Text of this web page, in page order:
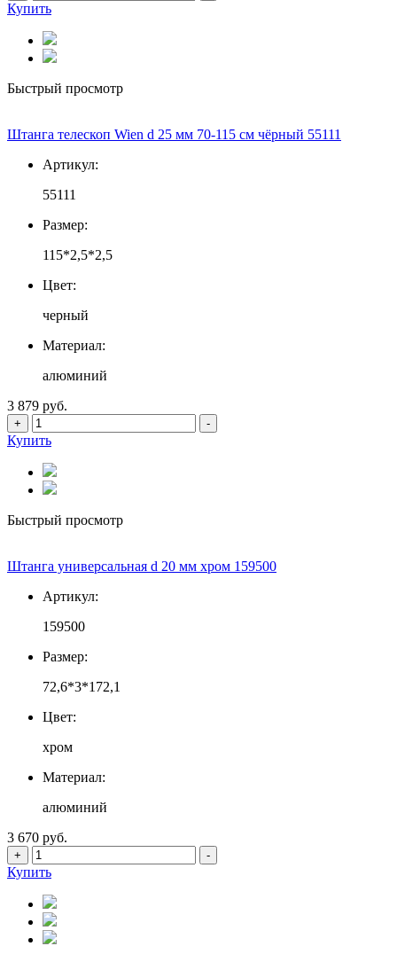
Купить
Быстрый просмотр
Штанга телескоп Wien d 25 мм 70-115 см чёрный 55111
Артикул:
55111
Размер:
115*2,5*2,5
Цвет:
черный
Материал:
алюминий
3 879 руб.
+ -
Купить
Быстрый просмотр
Штанга универсальная d 20 мм хром 159500
Артикул:
159500
Размер:
72,6*3*172,1
Цвет:
хром
Материал:
алюминий
3 670 руб.
+ -
Купить